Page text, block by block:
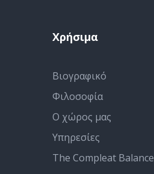
Χρήσιμα
Βιογραφικό
Φιλοσοφία
Ο χώρος μας
Υπηρεσίες
The Compleat Balance